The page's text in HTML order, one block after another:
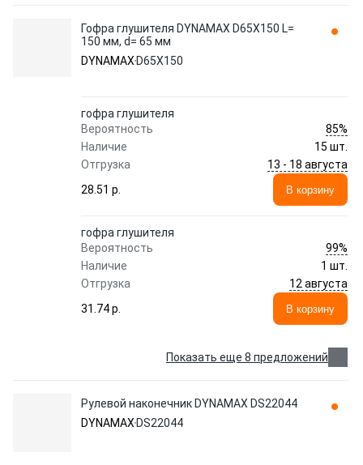
Гофра глушителя DYNAMAX D65X150 L=
150 мм, d= 65 мм
DYNAMAX D65X150
гофра глушителя
Вероятность
85%
Наличие
15 шт.
Отгрузка
13 - 18 августа
28.51 p.
В корзину
гофра глушителя
Вероятность
99%
Наличие
1 шт.
Отгрузка
12 августа
31.74 p.
В корзину
Показать еще 8 предложений
Рулевой наконечник DYNAMAX DS22044
DYNAMAX DS22044